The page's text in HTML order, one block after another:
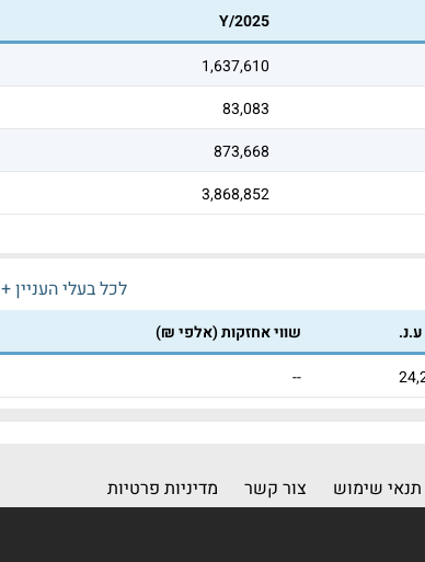
Y/2025
1,637,610
83,083
873,668
3,868,852
לכל בעלי העניין +
שווי אחזקות (אלפי ₪)
--
תנאי שימוש צור קשר מדיניות פרטיות